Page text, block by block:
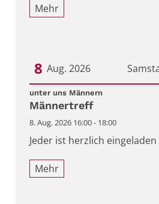
Mehr
8 Aug. 2026
Datum: 8. August 2026
unter uns Männern:
Männertreff
8. Aug. 2026 16:00 - 18:00
Jeder ist herzlich eingeladen
Mehr